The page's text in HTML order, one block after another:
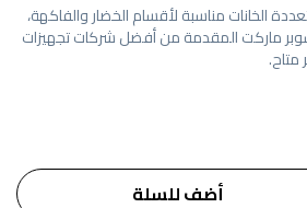
الخانات مناسبة لأقسام الخضار والفاكهة،
ماركت المقدمة من أفضل شركات تجهيزات
أضف للسلة